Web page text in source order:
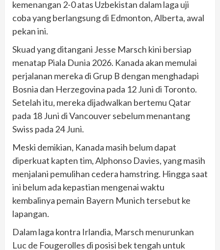
kemenangan 2-0 atas Uzbekistan dalam laga uji
coba yang berlangsung di Edmonton, Alberta, awal
pekan ini.
Skuad yang ditangani Jesse Marsch kini bersiap
menatap Piala Dunia 2026. Kanada akan memulai
perjalanan mereka di Grup B dengan menghadapi
Bosnia dan Herzegovina pada 12 Juni di Toronto.
Setelah itu, mereka dijadwalkan bertemu Qatar
pada 18 Juni di Vancouver sebelum menantang
Swiss pada 24 Juni.
Meski demikian, Kanada masih belum dapat
diperkuat kapten tim, Alphonso Davies, yang masih
menjalani pemulihan cedera hamstring. Hingga saat
ini belum ada kepastian mengenai waktu
kembalinya pemain Bayern Munich tersebut ke
lapangan.
Dalam laga kontra Irlandia, Marsch menurunkan
Luc de Fougerolles di posisi bek tengah untuk